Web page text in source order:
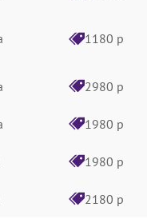
1180 р
2980 р
1980 р
1980 р
2180 р